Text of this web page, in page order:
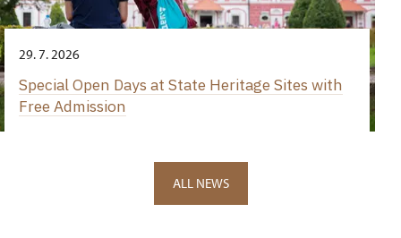
29. 7. 2026
Special Open Days at State Heritage Sites with
Free Admission
ALL NEWS